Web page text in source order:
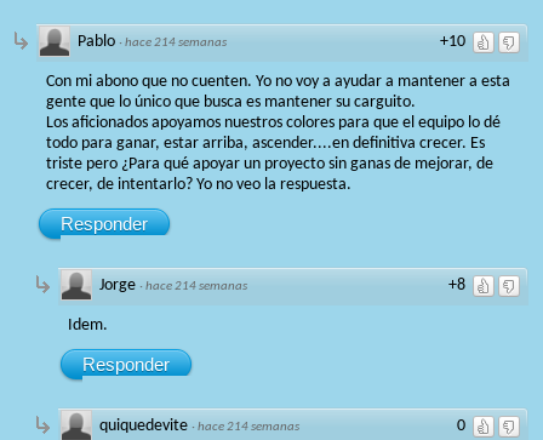
+10
Pablo ·hace 214 semanas
Con mi abono que no cuenten. Yo no voy a ayudar a mantener a esta
gente que lo único que busca es mantener su carguito.
Los aficionados apoyamos nuestros colores para que el equipo lo dé
todo para ganar, estar arriba, ascender....en definitiva crecer. Es
triste pero ¿Para qué apoyar un proyecto sin ganas de mejorar, de
crecer, de intentarlo? Yo no veo la respuesta.
Responder
+8
Jorge ·hace 214 semanas
Idem.
Responder
0
quiquedevite ·hace 214 semanas